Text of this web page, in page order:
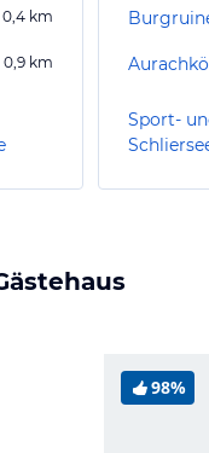
0,4 km
0,9 km
Sport-
98%